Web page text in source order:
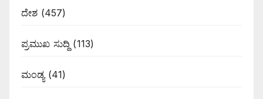
ದೇಶ (457)
ಪ್ರಮುಖ ಸುದ್ದಿ (113)
ಮಂಡ್ಯ(41)